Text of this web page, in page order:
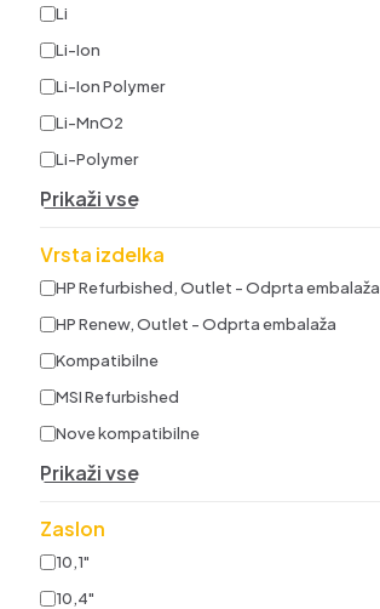
Li
Li-Ion
Li-Ion Polymer
Li-MnO2
Li-Polymer
Prikaži vse
Vrsta izdelka
HP Refurbished, Outlet - Odprta embalaža
HP Renew, Outlet - Odprta embalaža
Kompatibilne
MSI Refurbished
Nove kompatibilne
Prikaži vse
Zaslon
10,1"
10,4"